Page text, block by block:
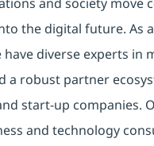
the digital future. As
have diverse experts in
a robust partner
start-up companies.
and technology